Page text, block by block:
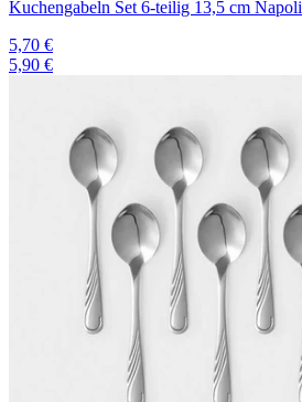
Kuchengabeln Set 6-teilig 13,5 cm Napoli
5,70 €
5,90 €